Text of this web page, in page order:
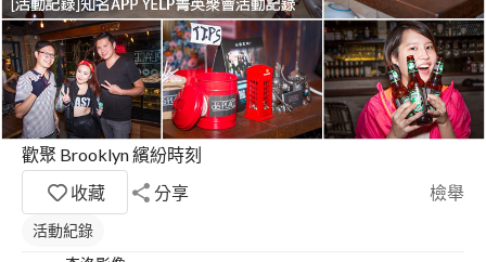
歡聚 Brooklyn 繽紛時刻
收藏
分享 檢舉
活動紀錄